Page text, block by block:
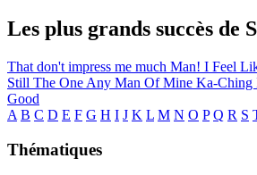
Les plus grands succès de
That don't impress me much Man! I Feel
Still The One Any Man Of Mine Ka-Ching
Good
A B C D E F G H I J K L M N O P Q R S
Thématiques